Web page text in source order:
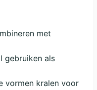
met
gebruiken als
vormen kralen voor